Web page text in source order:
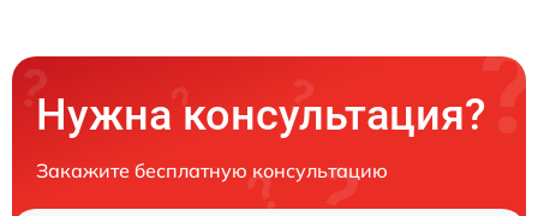
Нужна консультация?
Закажите бесплатную консультацию